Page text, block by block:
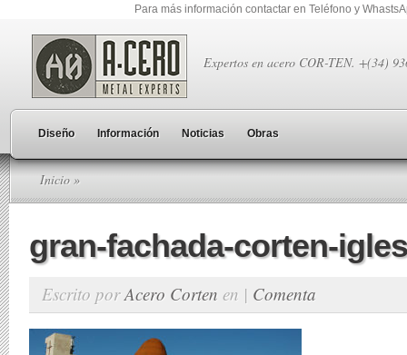
Para más información contactar en Teléfono y
Expertos en acero COR-TEN. +(34)
Diseño Información Noticias Obras
Inicio »
gran-fachada-corten-
Escrito porAcero Corten en | Comenta